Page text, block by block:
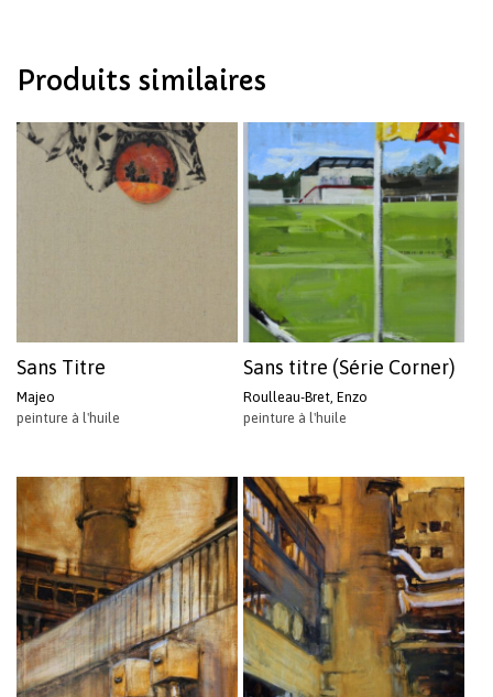
Produits similaires
Sans Titre
Majeo
peinture à l'huile
Sans titre (Série Corner)
Roulleau-Bret, Enzo
peinture à l'huile